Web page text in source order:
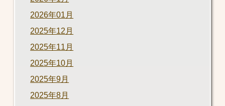
2026年01月
2025年12月
2025年11月
2025年10月
2025年9月
2025年8月